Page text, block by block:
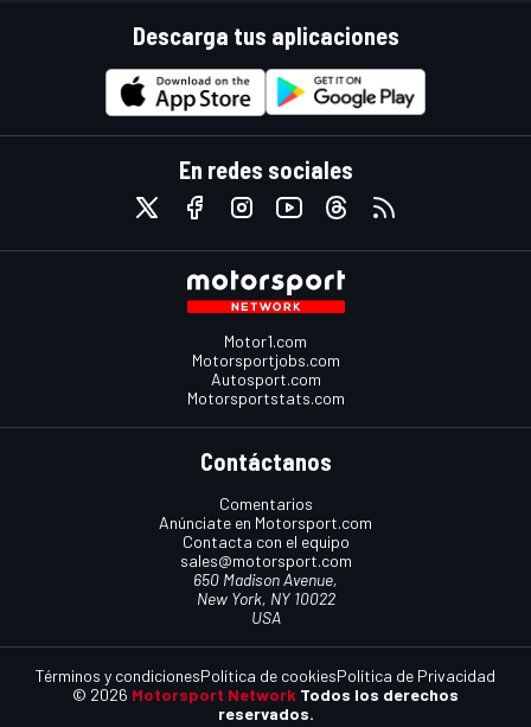
Descarga tus aplicaciones
En redes sociales
Motor1.com
Motorsportjobs.com
Autosport.com
Motorsportstats.com
Contáctanos
Comentarios
Anúnciate en Motorsport.com
Contacta con el equipo
sales@motorsport.com
650 Madison Avenue,
New York, NY 10022
USA
© 2026 Motorsport Network Todos los derechos
reservados.
Términos y condicionesPolítica de cookiesPolítica de Privacidad